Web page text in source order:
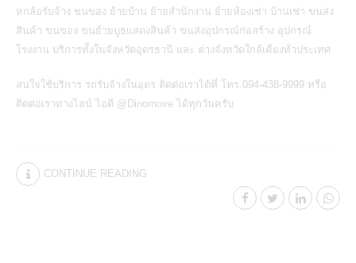
หกล้อรับจ้าง ขนของ ย้ายบ้าน ย้ายสำนักงาน ย้ายห้องเช่า บ้านเช่า ขนส่ง
สินค้า ขนของ ขนย้ายบูธแสดงสินค้า ขนส่งอุปกรณ์ก่อสร้าง อุปกรณ์
โรงงาน บริการทั้งในจังหวัดอุดรธานี และ ต่างจังหวัดใกล้เคียงทั่วประเทศ
สนใจใช้บริการ รถรับจ้างในอุดร ติดต่อเราได้ที่ โทร.094-438-9999 หรือ
ติดต่อเราทางไลน์ ไอดี @Dinomove ได้ทุกวันครับ
CONTINUE READING